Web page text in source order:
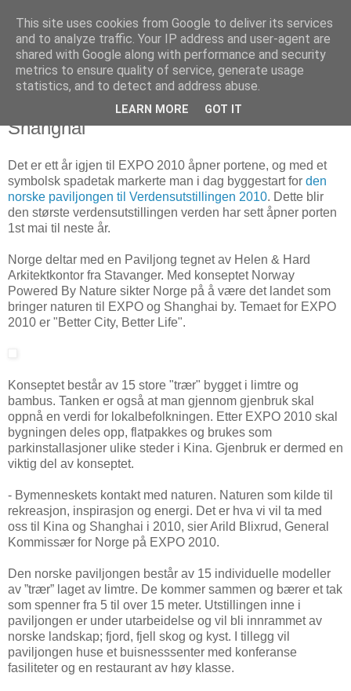
Arkitektur & Miljøteknologi
27 april 2009
Norges paviljong på Verdensutstillingen i
Shanghai
Det er ett år igjen til EXPO 2010 åpner portene, og med et
symbolsk spadetak markerte man i dag byggestart for den
norske paviljongen til Verdensutstillingen 2010. Dette blir
den største verdensutstillingen verden har sett åpner porten
1st mai til neste år.
Norge deltar med en Paviljong tegnet av Helen & Hard
Arkitektkontor fra Stavanger. Med konseptet Norway
Powered By Nature sikter Norge på å være det landet som
bringer naturen til EXPO og Shanghai by. Temaet for EXPO
2010 er "Better City, Better Life".
Konseptet består av 15 store "trær" bygget i limtre og
bambus. Tanken er også at man gjennom gjenbruk skal
oppnå en verdi for lokalbefolkningen. Etter EXPO 2010 skal
bygningen deles opp, flatpakkes og brukes som
parkinstallasjoner ulike steder i Kina. Gjenbruk er dermed en
viktig del av konseptet.
- Bymenneskets kontakt med naturen. Naturen som kilde til
rekreasjon, inspirasjon og energi. Det er hva vi vil ta med
oss til Kina og Shanghai i 2010, sier Arild Blixrud, General
Kommissær for Norge på EXPO 2010.
Den norske paviljongen består av 15 individuelle modeller
av ”trær” laget av limtre. De kommer sammen og bærer et tak
som spenner fra 5 til over 15 meter. Utstillingen inne i
paviljongen er under utarbeidelse og vil bli innrammet av
norske landskap; fjord, fjell skog og kyst. I tillegg vil
paviljongen huse et buisnesssenter med konferanse
fasiliteter og en restaurant av høy klasse.
This site uses cookies from Google to deliver its services
and to analyze traffic. Your IP address and user-agent are
shared with Google along with performance and security
metrics to ensure quality of service, generate usage
statistics, and to detect and address abuse.
LEARN MORE GOT IT